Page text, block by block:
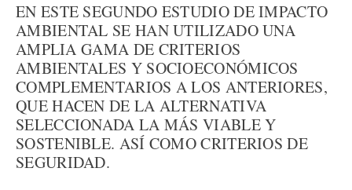
EN ESTE SEGUNDO ESTUDIO DE IMPACTO
AMBIENTAL SE HAN UTILIZADO UNA
AMPLIA GAMA DE CRITERIOS
AMBIENTALES Y SOCIOECONÓMICOS
COMPLEMENTARIOS A LOS ANTERIORES,
QUE HACEN DE LA ALTERNATIVA
SELECCIONADA LA MÁS VIABLE Y
SOSTENIBLE. ASÍ COMO CRITERIOS DE
SEGURIDAD.